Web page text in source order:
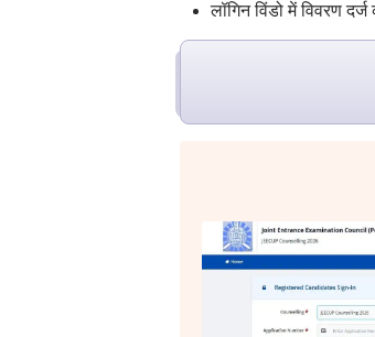
लॉगिन विंडो में विवरण